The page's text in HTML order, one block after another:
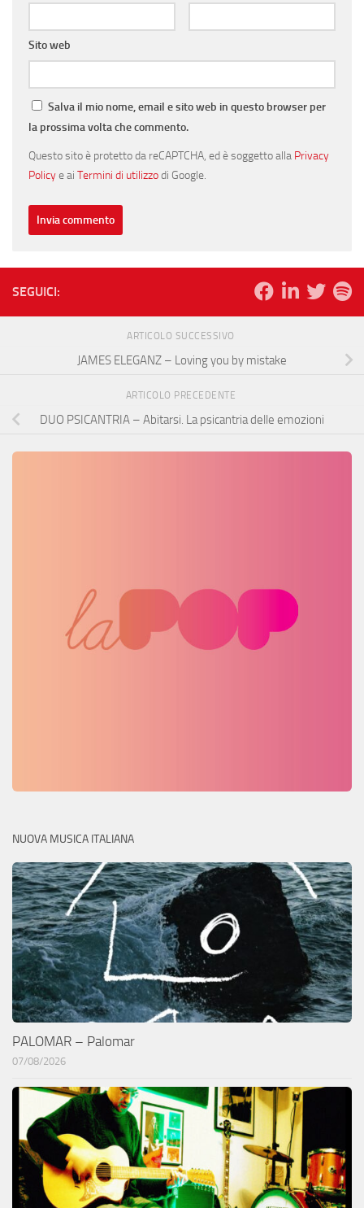
Sito web
Salva il mio nome, email e sito web in questo browser per
la prossima volta che commento.
Questo sito è protetto da reCAPTCHA, ed è soggetto alla Privacy
Policye ai Termini di utilizzodi Google.
SEGUICI:
ARTICOLO SUCCESSIVO
JAMES ELEGANZ – Loving you by mistake
ARTICOLO PRECEDENTE
DUO PSICANTRIA – Abitarsi. La psicantria delle emozioni
NUOVA MUSICA ITALIANA
PALOMAR – Palomar
07/08/2026